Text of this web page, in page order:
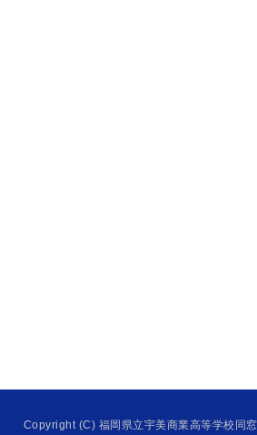
Copyright (C) 福岡県立宇美商業高等学校同